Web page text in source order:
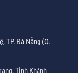
TP. Đà Nẵng (Q.
Tỉnh Khánh